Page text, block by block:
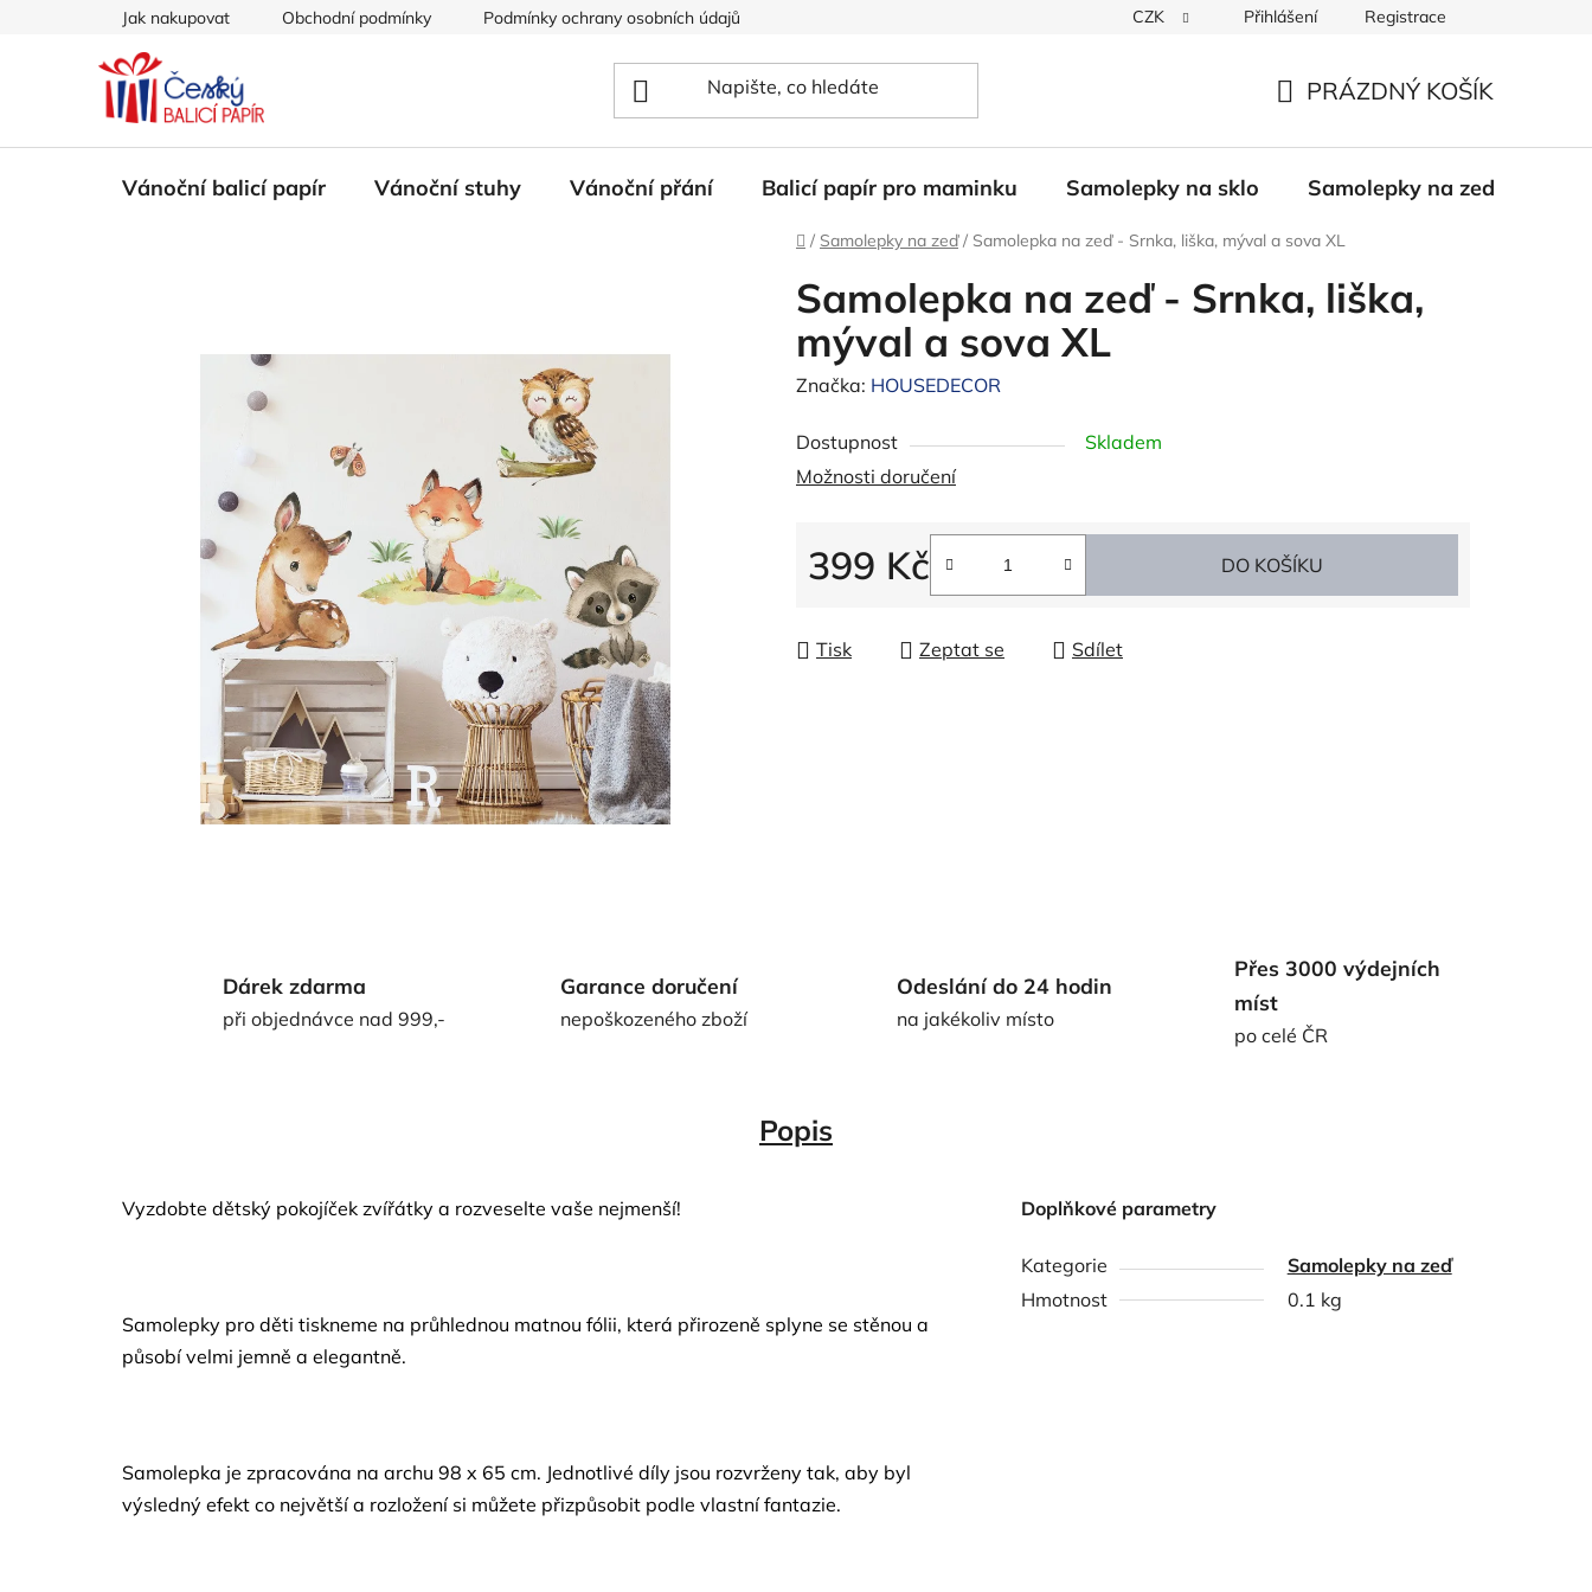
Jak nakupovat Obchodní podmínky Podmínky ochrany osobních údajů CZK Přihlášení Registrace
KOŠÍK
PRÁZDNÝ KOŠÍK
Vánoční balicí papír Vánoční stuhy Vánoční přání Balicí papír pro maminku Samolepky na sklo Samolepky na zeď
Domů
/ Samolepky na zeď / Samolepka na zeď - Srnka, liška, mýval a sova XL
Samolepka na zeď - Srnka, liška,
mýval a sova XL
Značka: HOUSEDECOR
Dostupnost
Skladem
Možnosti doručení
399 Kč DO KOŠÍKU
Tisk Zeptat se Sdílet
Dárek zdarma
při objednávce nad 999,-
Garance doručení
nepoškozeného zboží
Odeslání do 24 hodin
na jakékoliv místo
Přes 3000 výdejních
míst
po celé ČR
Popis
Vyzdobte dětský pokojíček zvířátky a rozveselte vaše nejmenší!
Samolepky pro děti tiskneme na průhlednou matnou fólii, která přirozeně splyne se stěnou a
působí velmi jemně a elegantně.
Samolepka je zpracována na archu 98 x 65 cm. Jednotlivé díly jsou rozvrženy tak, aby byl
výsledný efekt co největší a rozložení si můžete přizpůsobit podle vlastní fantazie.
Doplňkové parametry
Kategorie
Samolepky na zeď
Hmotnost
0.1 kg